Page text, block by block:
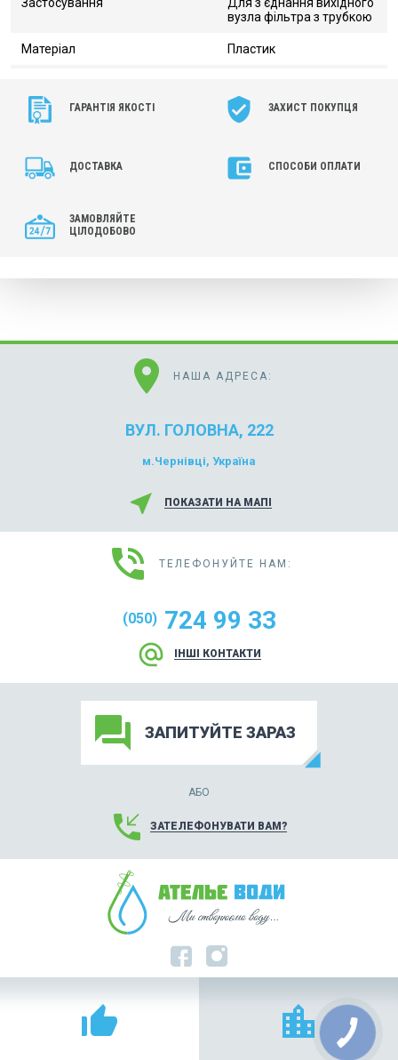
ГАРАНТІЯ ЯКОСТІ ЗАХИСТ ПОКУПЦЯ
ДОСТАВКА СПОСОБИ ОПЛАТИ
ЗАМОВЛЯЙТЕ
ЦІЛОДОБОВО
вузла фільтра з трубкою
Матеріал Пластик
location_on НАША АДРЕСА:
ВУЛ. ГОЛОВНА, 222
м.Чернівці, Україна
near_me ПОКАЗАТИ НА МАПІ
phone_in_talk ТЕЛЕФОНУЙТЕ НАМ:
(050) 724 99 33
alternate_email ІНШІ КОНТАКТИ
forum ЗАПИТУЙТЕ ЗАРАЗ
АБО
phone_callback ЗАТЕЛЕФОНУВАТИ ВАМ?
thumb_up_alt location_city